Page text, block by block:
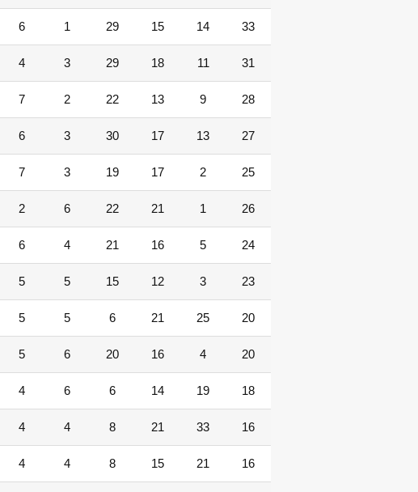
6 1 29 15 14 33
4 3 29 18 11 31
7 2 22 13 9 28
6 3 30 17 13 27
7 3 19 17 2 25
2 6 22 21 1 26
6 4 21 16 5 24
5 5 15 12 3 23
5 5 6 21 25 20
5 6 20 16 4 20
4 6 6 14 19 18
4 4 8 21 33 16
4 4 8 15 21 16